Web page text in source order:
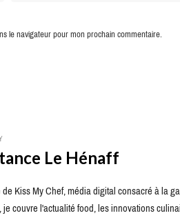
le navigateur pour mon prochain commentaire.
Le Hénaff
Kiss My Chef, média digital consacré à la
couvre l'actualité food, les innovations